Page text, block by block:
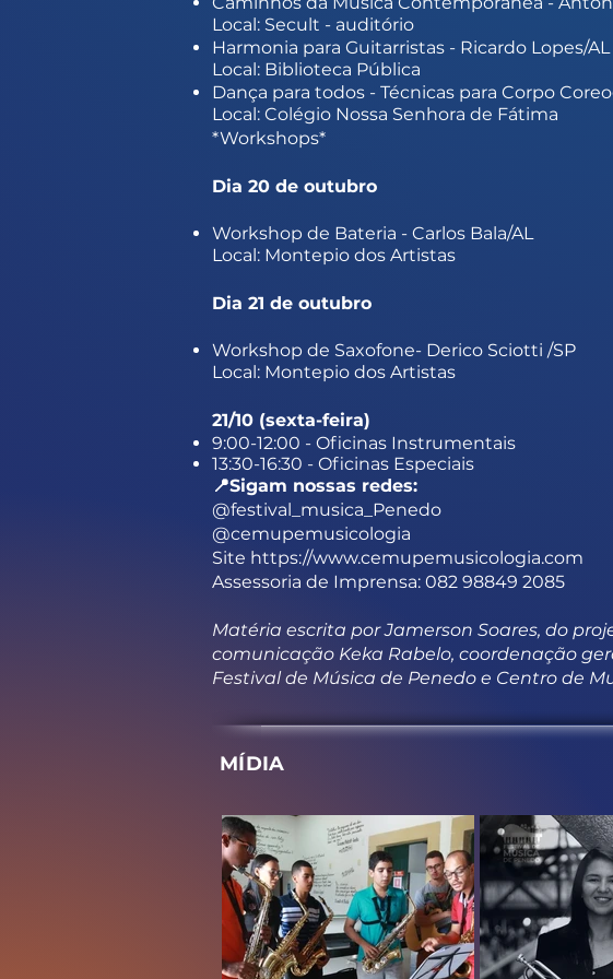
Local: Secult - auditório
Harmonia para Guitarristas - Ricardo Lopes/AL
Local: Biblioteca Pública
Dança para todos - Técnicas para Corpo
Local: Colégio Nossa Senhora de Fátima
*Workshops*
Dia 20 de outubro
Workshop de Bateria - Carlos Bala/AL
Local: Montepio dos Artistas
Dia 21 de outubro
Workshop de Saxofone- Derico Sciotti /SP
Local: Montepio dos Artistas
21/10 (sexta-feira)
9:00-12:00 - Oficinas Instrumentais
13:30-16:30 - Oficinas Especiais
📍Sigam nossas redes:
@festival_musica_Penedo
@cemupemusicologia
Site https://www.cemupemusicologia.com
Assessoria de Imprensa: 082 98849 2085
Matéria escrita por Jamerson Soares, do
comunicação Keka Rabelo, coordenação
Festival de Música de Penedo e Centro de
MÍDIA